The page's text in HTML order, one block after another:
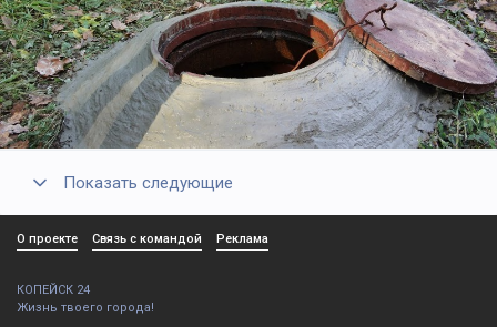
Показать следующие
О проекте Связь с командой Реклама
КОПЕЙСК 24
Жизнь твоего города!